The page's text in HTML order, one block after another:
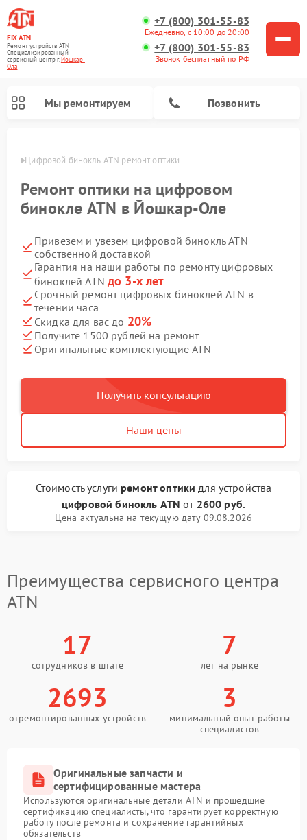
FIX-ATN
Ремонт устройств ATN
Специализированный
cервисный центр г.Йошкар-
Ола
+7 (800) 301-55-83
Ежедневно, с 10:00 до 20:00
+7 (800) 301-55-83
Звонок бесплатный по РФ
Мы ремонтируем Позвонить
Оле Цифровой бинокль ATN ремонт оптики
Ремонт оптики на цифровом
бинокле ATN в Йошкар-Оле
Привезем и увезем цифровой бинокль ATN
собственной доставкой
Гарантия на наши работы по ремонту цифровых
биноклей ATN до 3-х лет
Срочный ремонт цифровых биноклей ATN в
течении часа
Скидка для вас до 20%
Получите 1500 рублей на ремонт
Оригинальные комплектующие ATN
Получить консультацию
Наши цены
Стоимость услуги ремонт оптики для устройства
цифровой бинокль ATN от 2600 руб.
Цена актуальна на текущую дату 09.08.2026
Преимущества сервисного центра
ATN
17
сотрудников в штате
7
лет на рынке
2693
отремонтированных устройств
3
минимальный опыт работы
специалистов
Оригинальные запчасти и
сертифицированные мастера
Используются оригинальные детали ATN и прошедшие
сертификацию специалисты, что гарантирует корректную
работу после ремонта и сохранение гарантийных
обязательств